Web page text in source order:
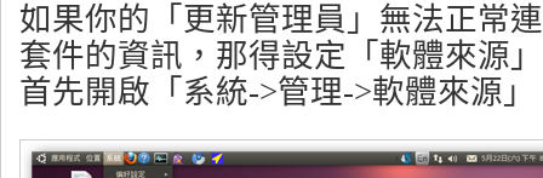
如果你的「更新管理員」無法正常
套件的資訊，那得設定「軟體來源
首先開啟「系統->管理->軟體來源」